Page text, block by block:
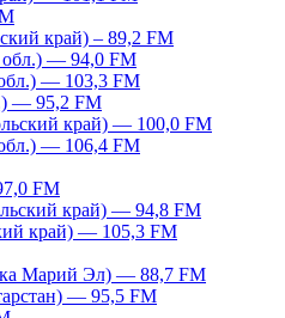
край) – 89,2 FM
обл.) — 94,0 FM
— 103,3 FM
— 95,2 FM
край) — 100,0 FM
обл.) — 106,4 FM
FM
край) — 94,8 FM
край) — 105,3 FM
Марий Эл) — 88,7 FM
— 95,5 FM